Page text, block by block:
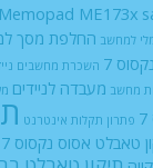
ME173x
למחשב החלפת מסך
7
השכרת מחשבים
מחשב מעבדה לניידים
פתרון תקלות אינטרנט
טאבלט אסוס נקסוס 7